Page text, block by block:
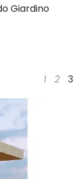
Giardino
1 2 3